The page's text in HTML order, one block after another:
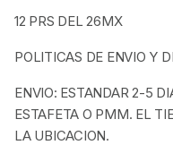
12 PRS DEL 26MX
POLITICAS DE ENVIO Y
ENVIO: ESTANDAR 2-5
ESTAFETA O PMM. EL
LA UBICACION.